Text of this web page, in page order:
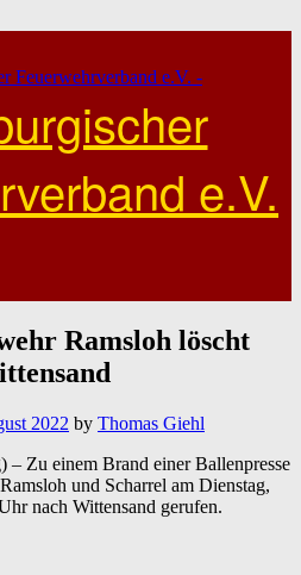
e.V.
Ramsloh löscht
2022 by Thomas Giehl
Zu einem Brand einer Ballenpresse
und Scharrel am Dienstag,
nach Wittensand gerufen.